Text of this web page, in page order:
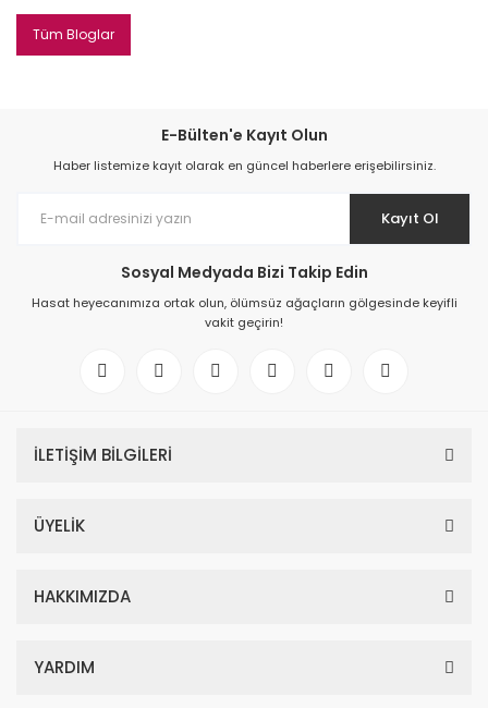
Tüm Bloglar
E-Bülten'e Kayıt Olun
Haber listemize kayıt olarak en güncel haberlere erişebilirsiniz.
Kayıt Ol
Sosyal Medyada Bizi Takip Edin
Hasat heyecanımıza ortak olun, ölümsüz ağaçların gölgesinde keyifli
vakit geçirin!
İLETİŞİM BİLGİLERİ
ÜYELİK
HAKKIMIZDA
YARDIM